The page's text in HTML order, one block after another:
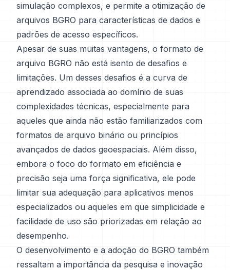
simulação complexos, e permite a otimização de
arquivos BGRO para características de dados e
padrões de acesso específicos.
Apesar de suas muitas vantagens, o formato de
arquivo BGRO não está isento de desafios e
limitações. Um desses desafios é a curva de
aprendizado associada ao domínio de suas
complexidades técnicas, especialmente para
aqueles que ainda não estão familiarizados com
formatos de arquivo binário ou princípios
avançados de dados geoespaciais. Além disso,
embora o foco do formato em eficiência e
precisão seja uma força significativa, ele pode
limitar sua adequação para aplicativos menos
especializados ou aqueles em que simplicidade e
facilidade de uso são priorizadas em relação ao
desempenho.
O desenvolvimento e a adoção do BGRO também
ressaltam a importância da pesquisa e inovação